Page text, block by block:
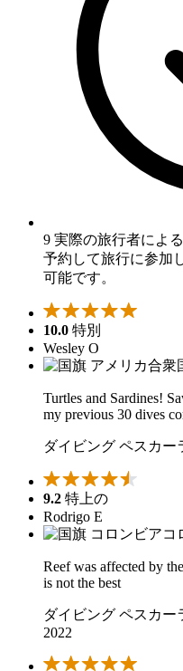
9 実際の旅行者によ
予約して旅行に参加
可能です。
10.0 特別
Wesley O
Turtles and Sardines!
my previous 30 dives
ダイビング ペスカー
9.2 特上の
Rodrigo E
コ
Reef was affected by
is not the best
ダイビング ペスカー
2022